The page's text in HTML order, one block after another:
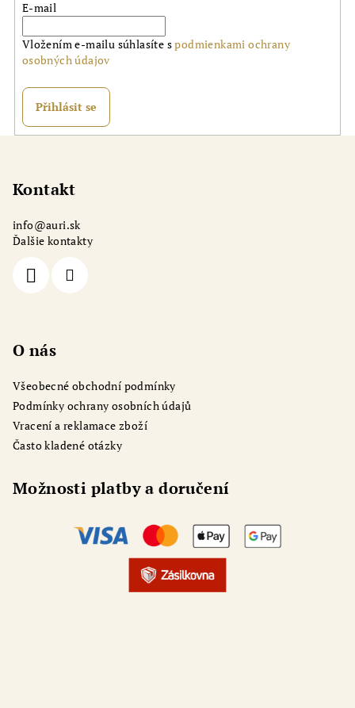
E-mail
Vložením e-mailu súhlasíte spodmienkami ochrany
osobných údajov
Přihlásit se
Kontakt
info@auri.sk
Ďalšie kontakty
O nás
Všeobecné obchodní podmínky
Podmínky ochrany osobních údajů
Vracení a reklamace zboží
Často kladené otázky
Možnosti platby a doručení